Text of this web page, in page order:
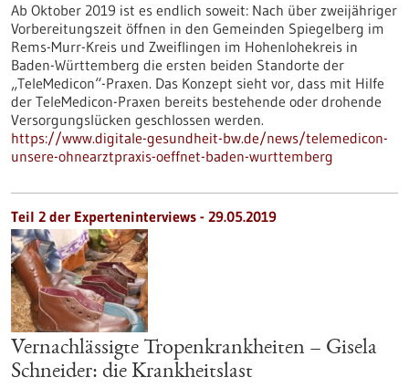
Ab Oktober 2019 ist es endlich soweit: Nach über zweijähriger
Vorbereitungszeit öffnen in den Gemeinden Spiegelberg im
Rems-Murr-Kreis und Zweiflingen im Hohenlohekreis in
Baden-Württemberg die ersten beiden Standorte der
„TeleMedicon“-Praxen. Das Konzept sieht vor, dass mit Hilfe
der TeleMedicon-Praxen bereits bestehende oder drohende
Versorgungslücken geschlossen werden.
https://www.digitale-gesundheit-bw.de/news/telemedicon-
unsere-ohnearztpraxis-oeffnet-baden-wurttemberg
Teil 2 der Experteninterviews - 29.05.2019
Vernachlässigte Tropenkrankheiten – Gisela
Schneider: die Krankheitslast